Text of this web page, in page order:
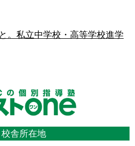
。私立中学校・高等学校進学
校舎所在地